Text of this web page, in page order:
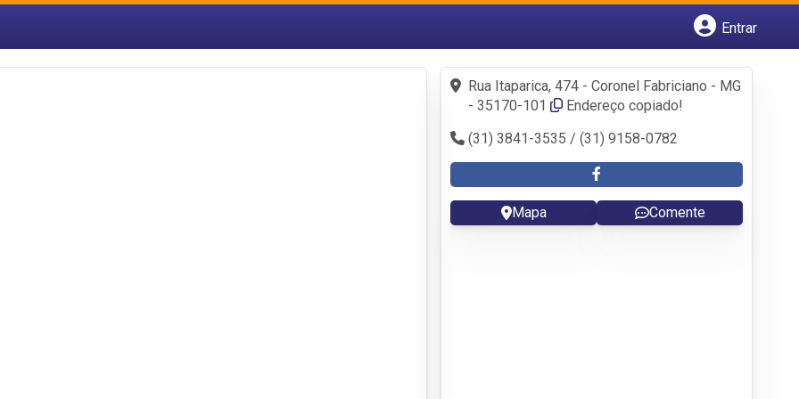
Entrar
Fazer login
Criar conta
Rua Itaparica, 474 - Coronel Fabriciano - MG
- 35170-101
Endereço copiado!
(31) 3841-3535 / (31) 9158-0782
Mapa Comente